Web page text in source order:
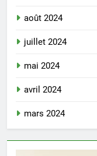
août 2024
juillet 2024
mai 2024
avril 2024
mars 2024